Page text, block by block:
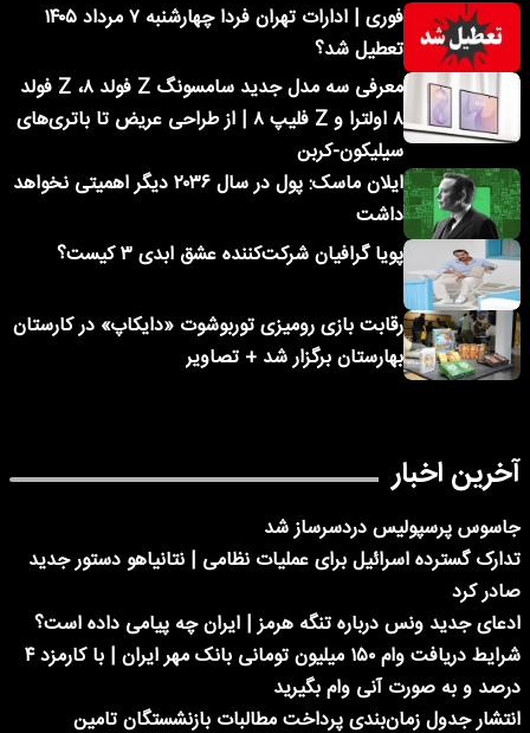
فوری | ادارات تهران فردا چهارشنبه ۷ مرداد ۱۴۰۵
تعطیل شد؟
معرفی سه مدل جدید سامسونگ Z فولد ۸، Z فولد
۸ اولترا و Z فلیپ ۸ | از طراحی عریض تا باتری‌های
سیلیکون-کربن
ایلان ماسک: پول در سال ۲۰۳۶ دیگر اهمیتی نخواهد
داشت
پویا گرافیان شرکت‌کننده عشق ابدی ۳ کیست؟
رقابت بازی رومیزی توربوشوت «دایکاپ» در کارستان
بهارستان برگزار شد + تصاویر
آخرین اخبار
جاسوس پرسپولیس دردسرساز شد
تدارک گسترده اسرائیل برای عملیات نظامی | نتانیاهو دستور جدید
صادر کرد
ادعای جدید ونس درباره تنگه هرمز | ایران چه پیامی داده است؟
شرایط دریافت وام ۱۵۰ میلیون تومانی بانک مهر ایران | با کارمزد ۴
درصد و به صورت آنی وام بگیرید
انتشار جدول زمان‌بندی پرداخت مطالبات بازنشستگان تامین